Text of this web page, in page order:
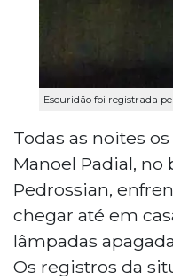
Escuridão foi registrada
Todas as noites
Manoel Padial, no
Pedrossian,
chegar até em
lâmpadas
Os registros da